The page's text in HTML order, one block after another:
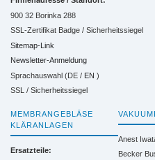
900 32 Borinka 288
SSL-Zertifikat Badge / Sicherheitssiegel
Sitemap-Link
Newsletter-Anmeldung
Sprachauswahl (DE / EN )
SSL / Sicherheitssiegel
MEMBRANGEBLÄSE
KLÄRANLAGEN
Ersatzteile:
Anest
Becker